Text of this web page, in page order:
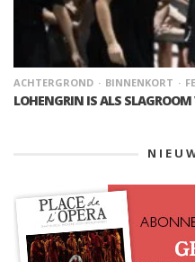
ACHTERGROND BINNENKORT
LOHENGRIN IS ALS SLAGROOM